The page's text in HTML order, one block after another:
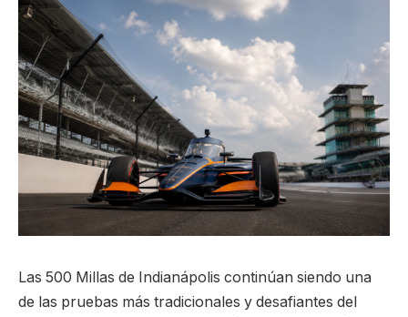
Las 500 Millas de Indianápolis continúan siendo una
de las pruebas más tradicionales y desafiantes del